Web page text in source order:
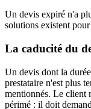
Un devis expiré n'a
solutions existent
La caducité du
Un devis dont la
prestataire n'est plus
mentionnés. Le client
périmé : il doit